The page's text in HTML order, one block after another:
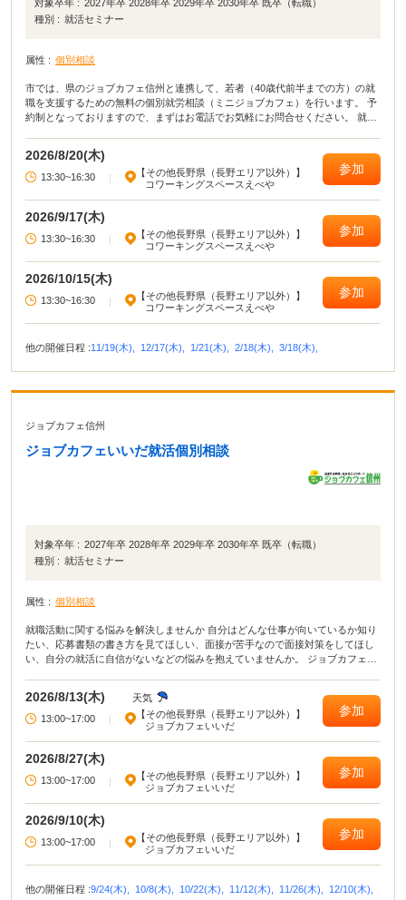
対象卒年 : 2027年卒 2028年卒 2029年卒 2030年卒 既卒（転職）
種別 : 就活セミナー
属性 : 個別相談
市では、県のジョブカフェ信州と連携して、若者（40歳代前半までの方）の就
職を支援するための無料の個別就労相談（ミニジョブカフェ）を行います。 予
約制となっておりますので、まずはお電話でお気軽にお問合せください。 就職
削や面接指導なども行います。
2026/8/20(木)
13:30~16:30
【その他長野県（長野エリア以外）】
コワーキングスペースえべや
参加
2026/9/17(木)
13:30~16:30
【その他長野県（長野エリア以外）】
コワーキングスペースえべや
参加
2026/10/15(木)
13:30~16:30
【その他長野県（長野エリア以外）】
コワーキングスペースえべや
参加
他の開催日程 :11/19(木), 12/17(木), 1/21(木), 2/18(木), 3/18(木),
ジョブカフェ信州
ジョブカフェいいだ就活個別相談
対象卒年 : 2027年卒 2028年卒 2029年卒 2030年卒 既卒（転職）
種別 : 就活セミナー
属性 : 個別相談
就職活動に関する悩みを解決しませんか 自分はどんな仕事が向いているか知り
たい、応募書類の書き方を見てほしい、面接が苦手なので面接対策をしてほし
い、自分の就活に自信がないなどの悩みを抱えていませんか。 ジョブカフェい
コンサルタントによる個別相談を実施します。 なお、この事業は、ジョブカフ
ェ信州との共催です。
2026/8/13(木)
天気
13:00~17:00
【その他長野県（長野エリア以外）】
ジョブカフェいいだ
参加
2026/8/27(木)
13:00~17:00
【その他長野県（長野エリア以外）】
ジョブカフェいいだ
参加
2026/9/10(木)
13:00~17:00
【その他長野県（長野エリア以外）】
ジョブカフェいいだ
参加
他の開催日程 :9/24(木), 10/8(木), 10/22(木), 11/12(木), 11/26(木), 12/10(木),